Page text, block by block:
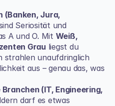
(Banken, Jura,
Seriosität und
A und O. Mit Weiß,
Grau liegst du
strahlen unaufdringlich
aus – genau das, was
(IT, Engineering,
darf es etwas